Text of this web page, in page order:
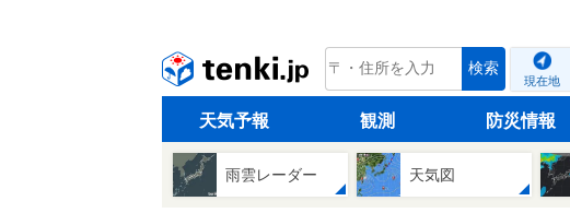
tenki.jp 検索
現在地
天気予報 観測 防災情報
雨雲レーダー 天気図